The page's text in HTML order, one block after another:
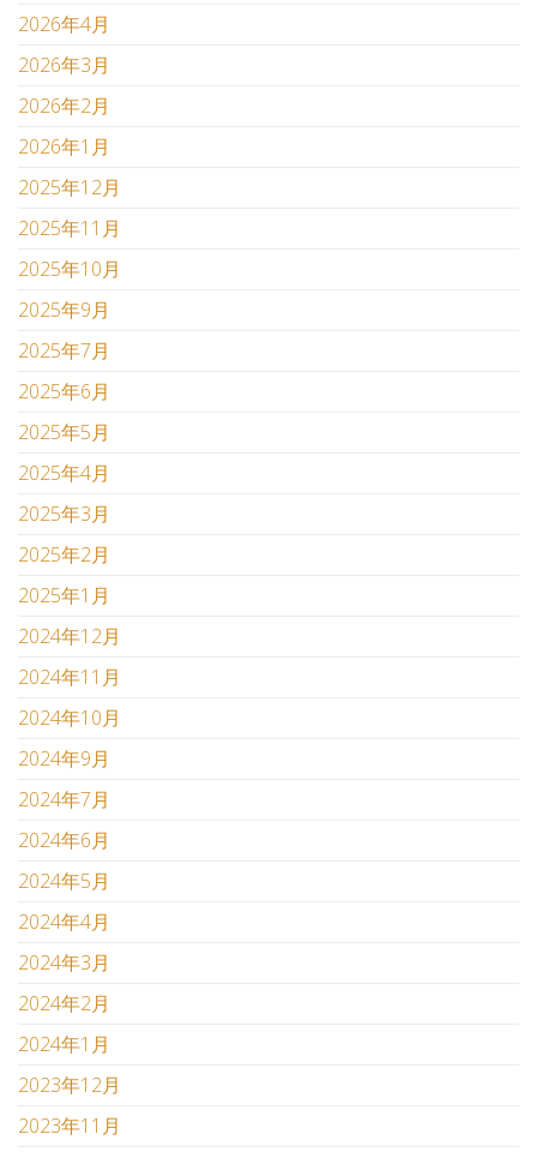
2026年4月
2026年3月
2026年2月
2026年1月
2025年12月
2025年11月
2025年10月
2025年9月
2025年7月
2025年6月
2025年5月
2025年4月
2025年3月
2025年2月
2025年1月
2024年12月
2024年11月
2024年10月
2024年9月
2024年7月
2024年6月
2024年5月
2024年4月
2024年3月
2024年2月
2024年1月
2023年12月
2023年11月